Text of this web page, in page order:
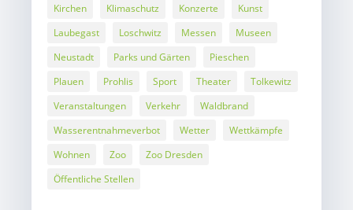
Kirchen
Klimaschutz Konzerte
Kunst
Laubegast
Loschwitz Messen
Museen
Neustadt
Parks und Gärten
Pieschen
Plauen
Prohlis Sport Theater
Tolkewitz
Veranstaltungen
Verkehr
Waldbrand
Wasserentnahmeverbot
Wetter
Wettkämpfe
Wohnen
Zoo
Zoo Dresden
Öffentliche Stellen